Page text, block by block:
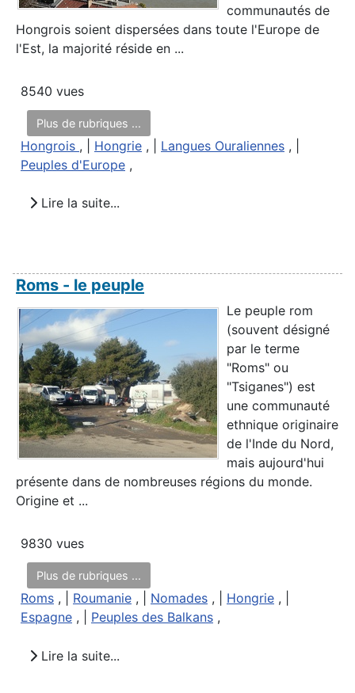
communautés de
Hongrois soient dispersées dans toute l'Europe de
l'Est, la majorité réside en ...
8540 vues
Plus de rubriques ...
Hongrois , | Hongrie , | Langues Ouraliennes , |
Peuples d'Europe ,
Lire la suite...
Roms - le peuple
Le peuple rom
(souvent désigné
par le terme
"Roms" ou
"Tsiganes") est
une communauté
ethnique originaire
de l'Inde du Nord,
mais aujourd'hui
présente dans de nombreuses régions du monde.
Origine et ...
9830 vues
Plus de rubriques ...
Roms , | Roumanie , | Nomades , | Hongrie , |
Espagne , | Peuples des Balkans ,
Lire la suite...